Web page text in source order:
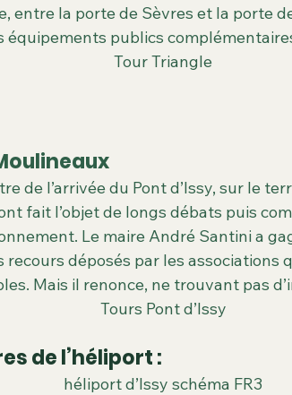
entre la porte de Sèvres et la porte
équipements publics
Tour Triangle
de l’arrivée du Pont d’Issy, sur le
fait l’objet de longs débats puis
Le maire André Santini a
déposés par les associations
Mais il renonce, ne trouvant pas
Tours Pont d’Issy
de l’héliport :
héliport d’Issy schéma FR3